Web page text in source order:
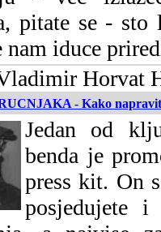
pitate se -
nam iduce
Horvat
- Kako
Jedan od
benda je
press kit. On
posjedujete